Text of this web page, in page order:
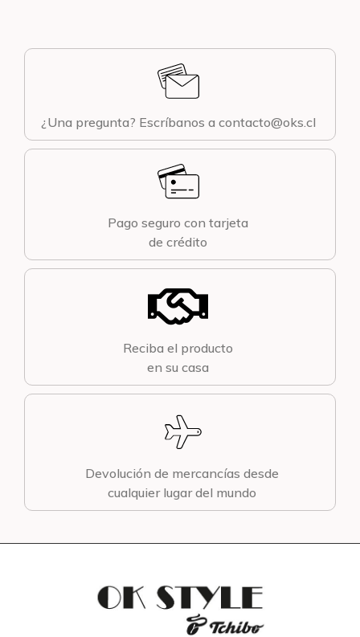
¿Una pregunta? Escríbanos a contacto@oks.cl
Pago seguro con tarjeta
de crédito
Reciba el producto
en su casa
Devolución de mercancías desde
cualquier lugar del mundo